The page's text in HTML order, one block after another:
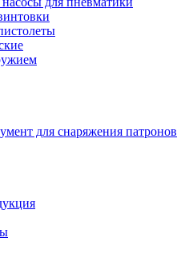
для снаряжения патронов